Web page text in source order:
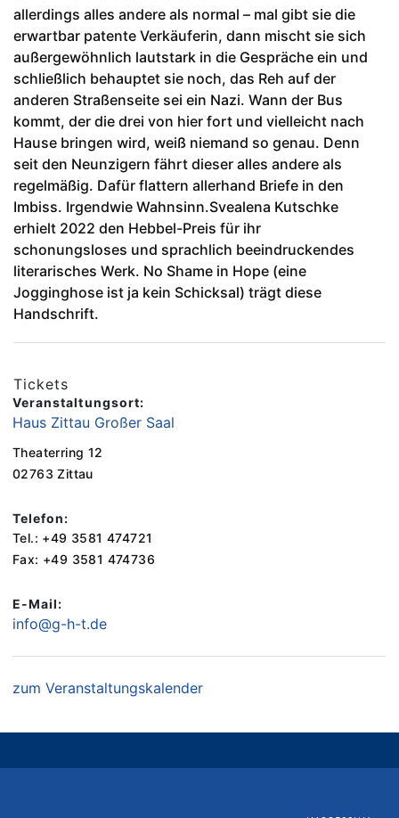
allerdings alles andere als normal – mal gibt sie die
erwartbar patente Verkäuferin, dann mischt sie sich
außergewöhnlich lautstark in die Gespräche ein und
schließlich behauptet sie noch, das Reh auf der
anderen Straßenseite sei ein Nazi. Wann der Bus
kommt, der die drei von hier fort und vielleicht nach
Hause bringen wird, weiß niemand so genau. Denn
seit den Neunzigern fährt dieser alles andere als
regelmäßig. Dafür flattern allerhand Briefe in den
Imbiss. Irgendwie Wahnsinn.Svealena Kutschke
erhielt 2022 den Hebbel-Preis für ihr
schonungsloses und sprachlich beeindruckendes
literarisches Werk. No Shame in Hope (eine
Jogginghose ist ja kein Schicksal) trägt diese
Handschrift.
Tickets
Veranstaltungsort:
Haus Zittau Großer Saal
Theaterring 12
02763 Zittau
Telefon:
Tel.: +49 3581 474721
Fax: +49 3581 474736
E-Mail:
info@g-h-t.de
zum Veranstaltungskalender